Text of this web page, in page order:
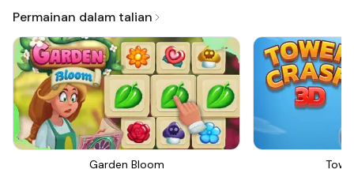
Permainan dalam talian
Garden Bloom